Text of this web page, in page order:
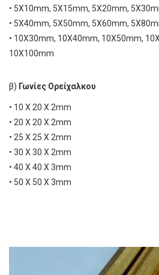
• 5Χ10mm, 5Χ15mm, 5Χ20mm,
• 5Χ40mm, 5Χ50mm, 5Χ60mm,
• 10Χ30mm, 10Χ40mm, 10Χ50mm,
10Χ100mm
β) Γωνίες Ορείχαλκου
• 10 Χ 20 Χ 2mm
• 20 X 20 X 2mm
• 25 X 25 X 2mm
• 30 X 30 X 2mm
• 40 X 40 X 3mm
• 50 X 50 X 3mm